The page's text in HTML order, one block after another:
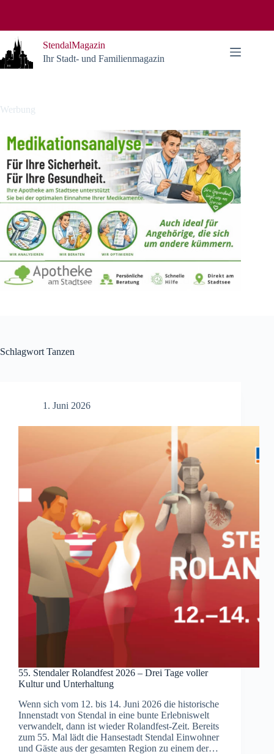
StendalMagazin
Ihr Stadt- und Familienmagazin
Werbung
Schlagwort Tanzen
1. Juni 2026
55. Stendaler Rolandfest 2026 – Drei Tage voller
Kultur und Unterhaltung
Wenn sich vom 12. bis 14. Juni 2026 die historische
Innenstadt von Stendal in eine bunte Erlebniswelt
verwandelt, dann ist wieder Rolandfest-Zeit. Bereits
zum 55. Mal lädt die Hansestadt Stendal Einwohner
und Gäste aus der gesamten Region zu einem der…